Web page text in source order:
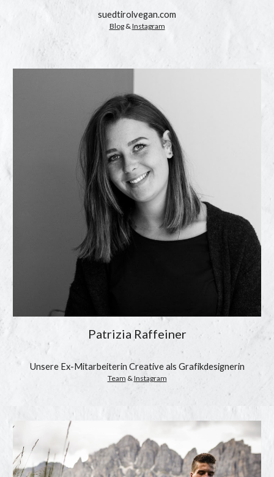
suedtirolvegan.com
Blog & Instagram
Patrizia Raffeiner
Unsere Ex-Mitarbeiterin Creative als Grafikdesignerin
Team & Instagram